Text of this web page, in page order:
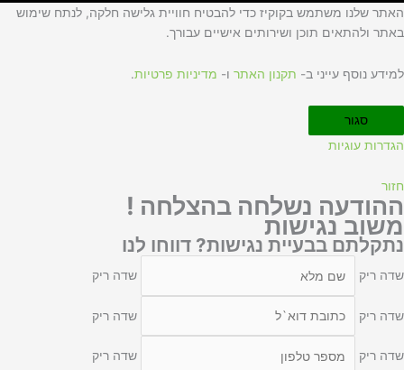
האתר שלנו משתמש בקוקיז כדי להבטיח חוויית גלישה חלקה, לנתח שימוש
באתר ולהתאים תוכן ושירותים אישיים עבורך.
למידע נוסף עייני ב- תקנון האתר ו- מדיניות פרטיות.
סגור
הגדרות עוגיות
חזור
ההודעה נשלחה בהצלחה !
משוב נגישות
נתקלתם בבעיית נגישות? דווחו לנו
שדה ריק שדה ריק
שדה ריק שדה ריק
שדה ריק שדה ריק